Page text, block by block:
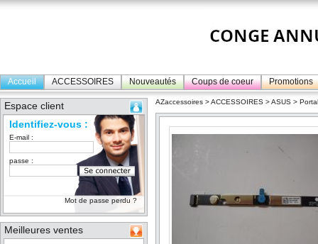
Accueil ACCESSOIRES Nouveautés Coups de coeur Promotions
Espace client
Identifiez-vous :
E-mail :
passe :
Mot de passe perdu ?
Meilleures ventes
AZaccessoires >ACCESSOIRES >ASUS >